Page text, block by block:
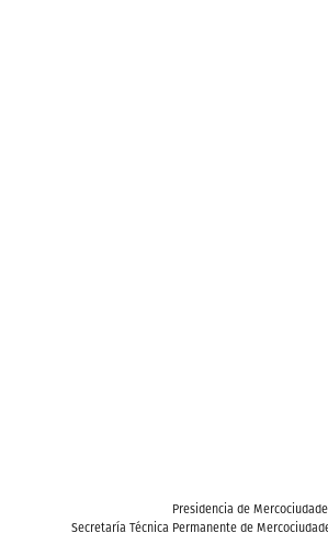
Presidencia de
Secretaría Técnica Permanente de